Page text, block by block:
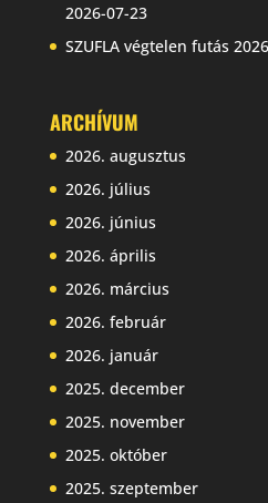
2026-07-23
SZUFLA végtelen futás
ARCHÍVUM
2026. augusztus
2026. július
2026. június
2026. április
2026. március
2026. február
2026. január
2025. december
2025. november
2025. október
2025. szeptember